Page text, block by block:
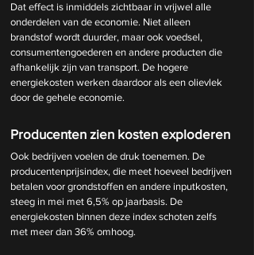
Dat effect is inmiddels zichtbaar in vrijwel alle
onderdelen van de economie. Niet alleen
brandstof wordt duurder, maar ook voedsel,
consumentengoederen en andere producten die
afhankelijk zijn van transport. De hogere
energiekosten werken daardoor als een olievlek
door de gehele economie.
Producenten zien kosten exploderen
Ook bedrijven voelen de druk toenemen. De
producentenprijsindex, die meet hoeveel bedrijven
betalen voor grondstoffen en andere inputkosten,
steeg in mei met 6,5% op jaarbasis. De
energiekosten binnen deze index schoten zelfs
met meer dan 36% omhoog.